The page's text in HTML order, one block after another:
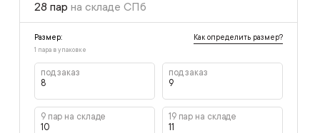
28 пар на складе СПб
Размер: Как определить размер?
1 пара в упаковке
под заказ
8
под заказ
9
9 пар на складе
10
19 пар на складе
11